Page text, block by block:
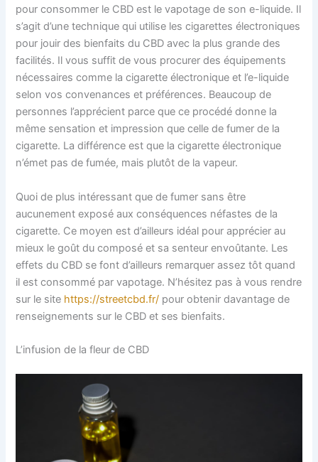
pour consommer le CBD est le vapotage de son e-liquide. Il
s’agit d’une technique qui utilise les cigarettes électroniques
pour jouir des bienfaits du CBD avec la plus grande des
facilités. Il vous suffit de vous procurer des équipements
nécessaires comme la cigarette électronique et l’e-liquide
selon vos convenances et préférences. Beaucoup de
personnes l’apprécient parce que ce procédé donne la
même sensation et impression que celle de fumer de la
cigarette. La différence est que la cigarette électronique
n’émet pas de fumée, mais plutôt de la vapeur.
Quoi de plus intéressant que de fumer sans être
aucunement exposé aux conséquences néfastes de la
cigarette. Ce moyen est d’ailleurs idéal pour apprécier au
mieux le goût du composé et sa senteur envoûtante. Les
effets du CBD se font d’ailleurs remarquer assez tôt quand
il est consommé par vapotage. N’hésitez pas à vous rendre
sur le site https://streetcbd.fr/ pour obtenir davantage de
renseignements sur le CBD et ses bienfaits.
L’infusion de la fleur de CBD